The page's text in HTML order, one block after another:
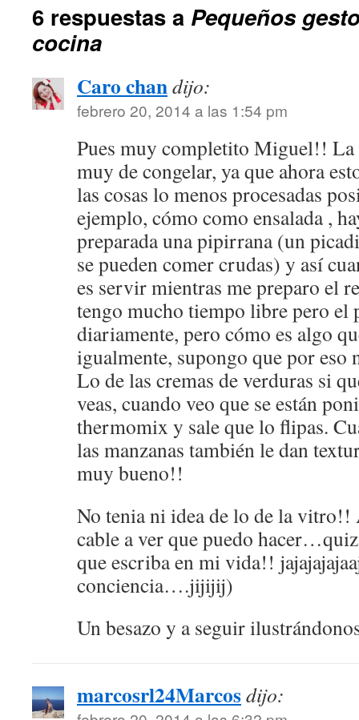
6 respuestas a Pequeños
cocina
Caro chandijo:
febrero 20, 2014 a las 1:54 pm
Pues muy completito Miguel!! La
muy de congelar, ya que ahora
las cosas lo menos procesadas
ejemplo, cómo como ensalada ,
preparada una pipirrana (un
se pueden comer crudas) y así
es servir mientras me preparo el
tengo mucho tiempo libre pero el
diariamente, pero cómo es algo
igualmente, supongo que por eso
Lo de las cremas de verduras si
veas, cuando veo que se están
thermomix y sale que lo flipas.
las manzanas también le dan
muy bueno!!
No tenia ni idea de lo de la vitro!!
cable a ver que puedo
que escriba en mi vida!!
conciencia….jijijij)
Un besazo y a seguir
marcosrl24Marcosdijo: